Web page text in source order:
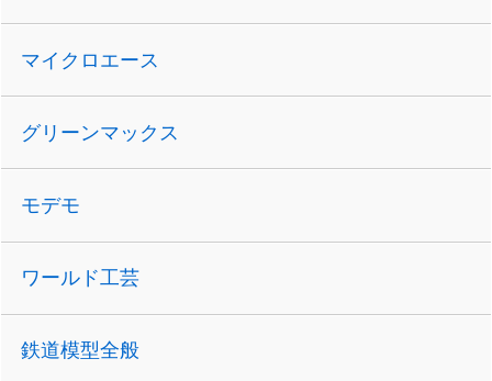
マイクロエース
グリーンマックス
モデモ
ワールド工芸
鉄道模型全般